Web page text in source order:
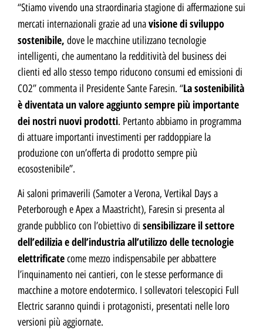
“Stiamo vivendo una straordinaria stagione di affermazione sui
mercati internazionali grazie ad unavisione di sviluppo
sostenibile, dove le macchine utilizzano tecnologie
intelligenti, che aumentano la redditività del business dei
clienti ed allo stesso tempo riducono consumi ed emissioni di
CO2” commenta il Presidente Sante Faresin. “La sostenibilità
è diventata un valore aggiunto sempre più importante
dei nostri nuovi prodotti. Pertanto abbiamo in programma
di attuare importanti investimenti per raddoppiare la
produzione con un’offerta di prodotto sempre più
ecosostenibile”.
Ai saloni primaverili (Samoter a Verona, Vertikal Days a
Peterborough e Apex a Maastricht), Faresin si presenta al
grande pubblico con l’obiettivo di sensibilizzare il settore
dell’edilizia e dell’industria all’utilizzo delle tecnologie
elettrificatecome mezzo indispensabile per abbattere
l’inquinamento nei cantieri, con le stesse performance di
macchine a motore endotermico. I sollevatori telescopici Full
Electric saranno quindi i protagonisti, presentati nelle loro
versioni più aggiornate.